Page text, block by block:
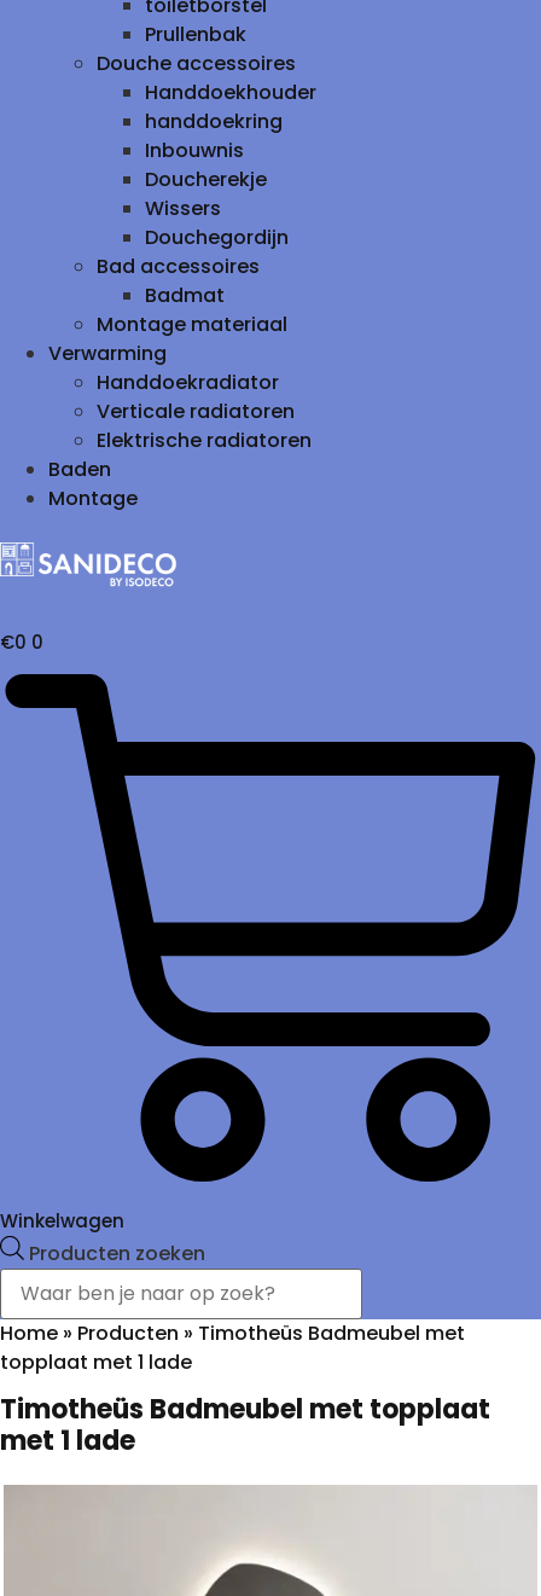
Prullenbak
Douche accessoires
Handdoekhouder
handdoekring
Inbouwnis
Doucherekje
Wissers
Douchegordijn
Bad accessoires
Badmat
Montage materiaal
Verwarming
Handdoekradiator
Verticale radiatoren
Elektrische radiatoren
Baden
Montage
€0 0
Winkelwagen
Producten zoeken
Home » Producten » Timotheüs Badmeubel met
topplaat met 1 lade
Timotheüs Badmeubel met topplaat
met 1 lade